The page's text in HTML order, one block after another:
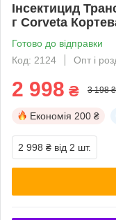
Інсектицид
г Сorveta
Готово до відправки
Код: 2124
Опт і
2 998 ₴ 3 198 ₴
Економія 200 ₴
2 998 ₴ від 2 шт.